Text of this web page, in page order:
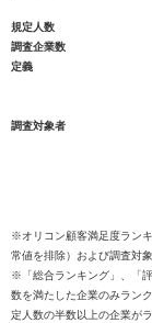
規定人数
調査企業数
定義
調査対象者
※オリコン顧客満足度ラン
常値を排除）および調査対
※「総合ランキング」、「
数を満たした企業のみラン
定人数の半数以上の企業が